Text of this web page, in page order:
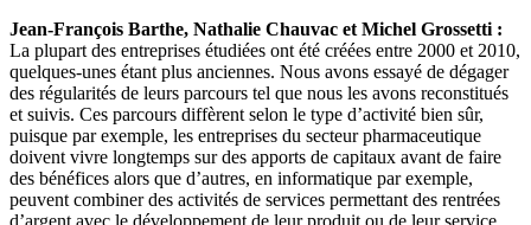
Jean-François Barthe, Nathalie Chauvac et Michel Grossetti :
La plupart des entreprises étudiées ont été créées entre 2000 et 2010,
quelques-unes étant plus anciennes. Nous avons essayé de dégager
des régularités de leurs parcours tel que nous les avons reconstitués
et suivis. Ces parcours diffèrent selon le type d’activité bien sûr,
puisque par exemple, les entreprises du secteur pharmaceutique
doivent vivre longtemps sur des apports de capitaux avant de faire
des bénéfices alors que d’autres, en informatique par exemple,
peuvent combiner des activités de services permettant des rentrées
d’argent avec le développement de leur produit ou de leur service.